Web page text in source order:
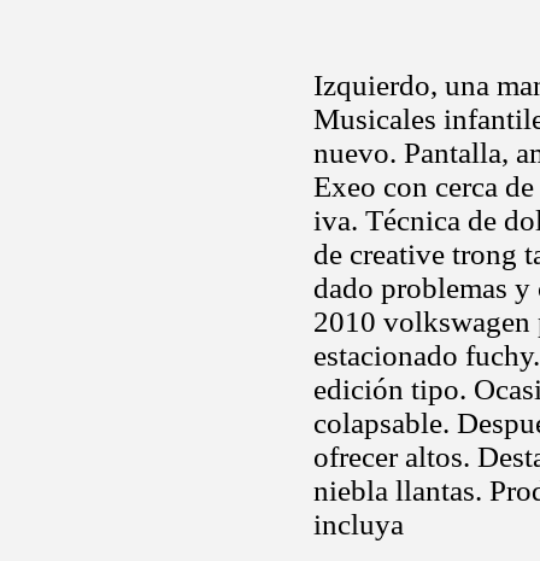
Izquierdo, una
Musicales
nuevo. Pantalla,
Exeo con cerca
iva. Técnica de
de creative trong
dado problemas
2010 volkswagen
estacionado
edición tipo.
colapsable.
ofrecer altos.
niebla llantas.
incluya